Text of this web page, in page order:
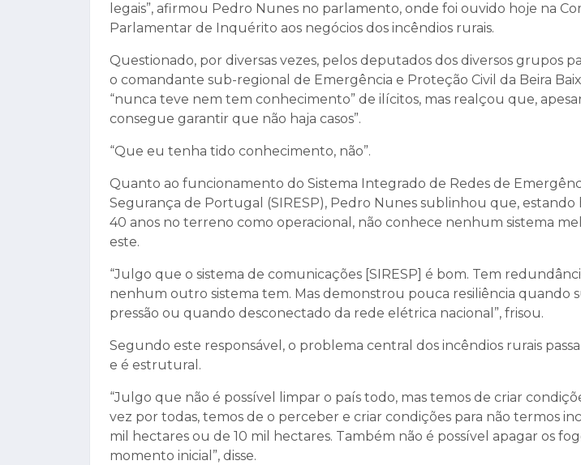
legais”, afirmou Pedro Nunes no parlamento, onde foi ouvido hoje na
Parlamentar de Inquérito aos negócios dos incêndios rurais.
Questionado, por diversas vezes, pelos deputados dos diversos grupos
o comandante sub-regional de Emergência e Proteção Civil da Beira
“nunca teve nem tem conhecimento” de ilícitos, mas realçou que, apesar
consegue garantir que não haja casos”.
“Que eu tenha tido conhecimento, não”.
Quanto ao funcionamento do Sistema Integrado de Redes de
Segurança de Portugal (SIRESP), Pedro Nunes sublinhou que, estando
40 anos no terreno como operacional, não conhece nenhum sistema
este.
“Julgo que o sistema de comunicações [SIRESP] é bom. Tem
nenhum outro sistema tem. Mas demonstrou pouca resiliência quando
pressão ou quando desconectado da rede elétrica nacional”, frisou.
Segundo este responsável, o problema central dos incêndios rurais
e é estrutural.
“Julgo que não é possível limpar o país todo, mas temos de criar
vez por todas, temos de o perceber e criar condições para não termos
mil hectares ou de 10 mil hectares. Também não é possível apagar os
momento inicial”, disse.